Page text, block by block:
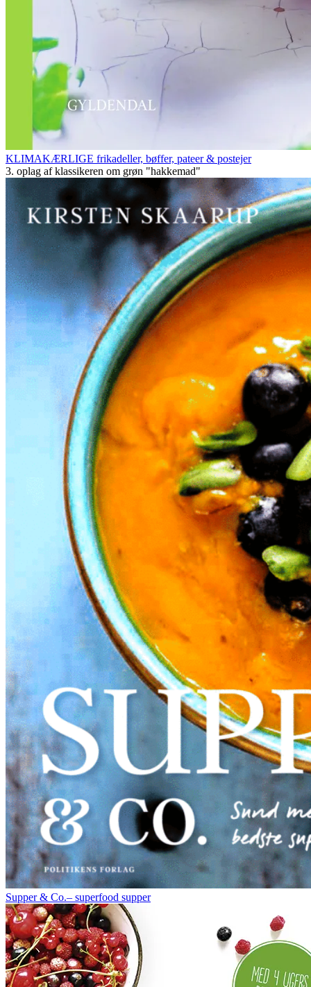
KLIMAKÆRLIGE frikadeller, bøffer, pateer & postejer
3. oplag af klassikeren om grøn "hakkemad"
Supper & Co.– superfood supper